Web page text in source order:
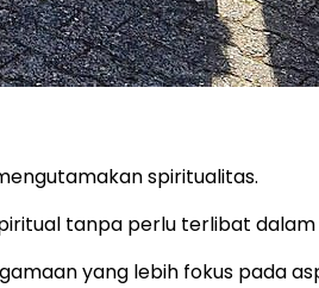
spiritualitas.
tanpa perlu terlibat
yang lebih fokus pada